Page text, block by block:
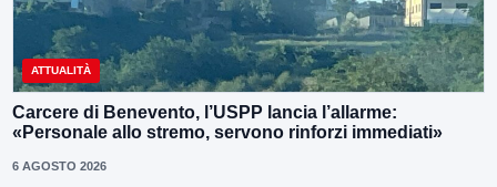
ATTUALITÀ
Carcere di Benevento, l’USPP lancia l’allarme:
«Personale allo stremo, servono rinforzi immediati»
6 AGOSTO 2026